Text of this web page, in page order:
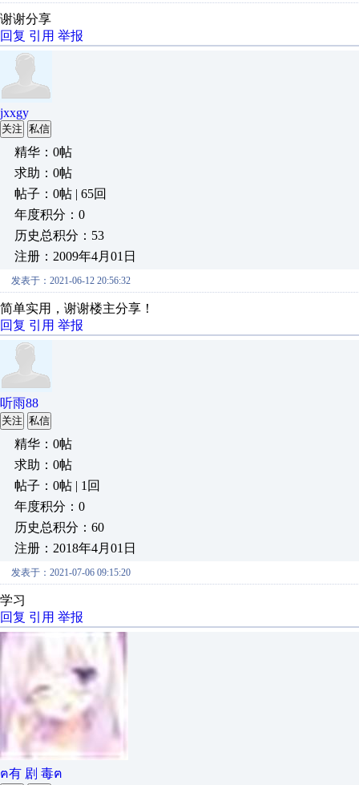
谢谢分享
回复 引用 举报
jxxgy
关注 私信
精华：0帖
求助：0帖
帖子：0帖 | 65回
年度积分：0
历史总积分：53
注册：2009年4月01日
发表于：2021-06-12 20:56:32
简单实用，谢谢楼主分享！
回复 引用 举报
听雨88
关注 私信
精华：0帖
求助：0帖
帖子：0帖 | 1回
年度积分：0
历史总积分：60
注册：2018年4月01日
发表于：2021-07-06 09:15:20
学习
回复 引用 举报
ฅ有 剧 毒ฅ